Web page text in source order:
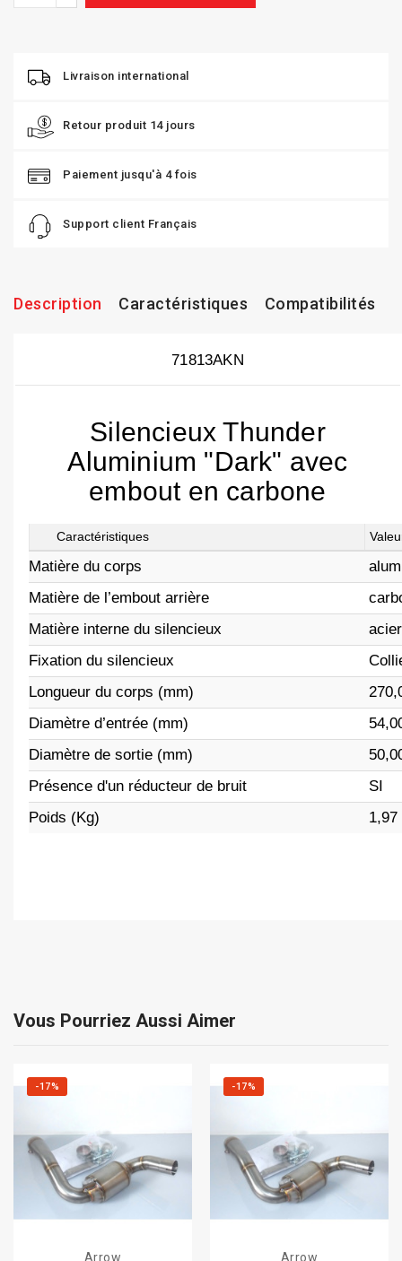
Livraison international
Retour produit 14 jours
Paiement jusqu'à 4 fois
Support client Français
Description Caractéristiques Compatibilités
71813AKN
Silencieux Thunder
Aluminium "Dark" avec
embout en carbone
Caractéristiques
Matière du corps
Matière de l’embout arrière
Matière interne du silencieux
acier
Fixation du silencieux
Longueur du corps (mm)
Diamètre d’entrée (mm)
Diamètre de sortie (mm)
Présence d'un réducteur de bruit
SI
Poids (Kg)
1,97
Vous Pourriez Aussi Aimer
-17%
Arrow
-17%
Arrow